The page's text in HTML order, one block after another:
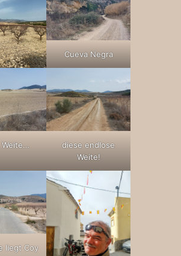
Cueva Negra
Weite…
diese endlose
Weite!
liegt Coy